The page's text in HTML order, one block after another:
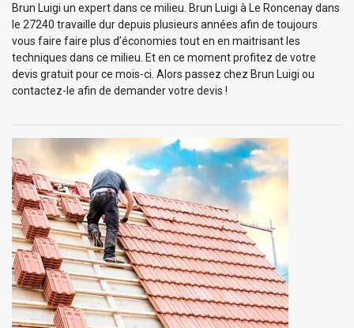
Brun Luigi un expert dans ce milieu. Brun Luigi à Le Roncenay dans
le 27240 travaille dur depuis plusieurs années afin de toujours
vous faire faire plus d’économies tout en en maitrisant les
techniques dans ce milieu. Et en ce moment profitez de votre
devis gratuit pour ce mois-ci. Alors passez chez Brun Luigi ou
contactez-le afin de demander votre devis !